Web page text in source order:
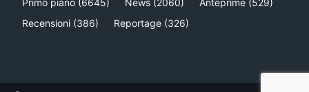
Recensioni (386) Reportage (326)